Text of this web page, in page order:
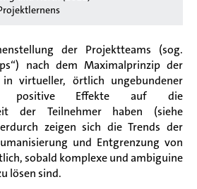
der Projektteams (sog.
“) nach dem Maximalprinzip der
in virtueller, örtlich ungebundener
positive Effekte auf die
der Teilnehmer haben (siehe
zeigen sich die Trends der
und Entgrenzung von
sobald komplexe und ambiguine
lösen sind.